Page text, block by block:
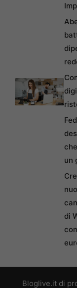
un
di
Bloglive.it di